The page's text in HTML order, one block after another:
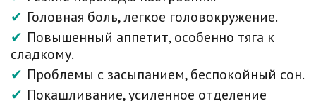
Головная боль, легкое головокружение.
Повышенный аппетит, особенно тяга к
сладкому.
Проблемы с засыпанием, беспокойный сон.
Покашливание, усиленное отделение